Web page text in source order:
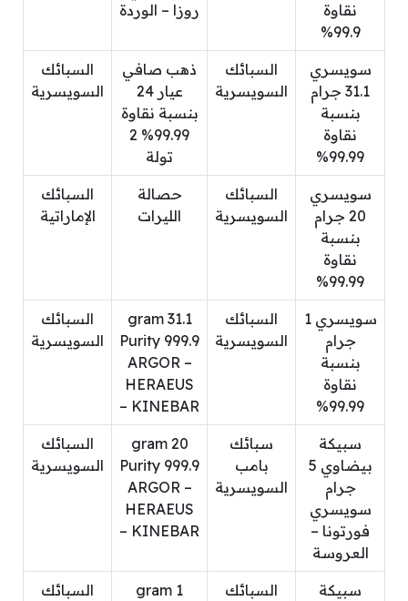
نقاوة
99.9%
روزا – الوردة
سويسري
31.1 جرام
بنسبة
نقاوة
99.99%
السبائك
السويسرية
ذهب صافي
عيار 24
بنسبة نقاوة
99.99% 2
تولة
السبائك
السويسرية
سويسري
20 جرام
بنسبة
نقاوة
99.99%
السبائك
السويسرية
حصالة
الليرات
السبائك
الإماراتية
سويسري 1
جرام
بنسبة
نقاوة
99.99%
السبائك
السويسرية
31.1 gram
Purity 999.9
ARGOR –
HERAEUS
– KINEBAR
السبائك
السويسرية
سبيكة
بيضاوي 5
جرام
سويسري
فورتونا –
العروسة
سبائك
بامب
السويسرية
20 gram
Purity 999.9
ARGOR –
HERAEUS
– KINEBAR
السبائك
السويسرية
سبيكة
السبائك
1 gram
السبائك